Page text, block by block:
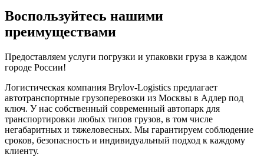
Воспользуйтесь нашими
преимуществами
Предоставляем услуги погрузки и упаковки груза в каждом
городе России!
Логистическая компания Brylov-Logistics предлагает
автотранспортные грузоперевозки из Москвы в Адлер под
ключ. У нас собственный современный автопарк для
транспортировки любых типов грузов, в том числе
негабаритных и тяжеловесных. Мы гарантируем соблюдение
сроков, безопасность и индивидуальный подход к каждому
клиенту.